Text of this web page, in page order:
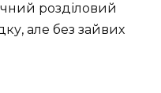
розділовий
але без зайвих